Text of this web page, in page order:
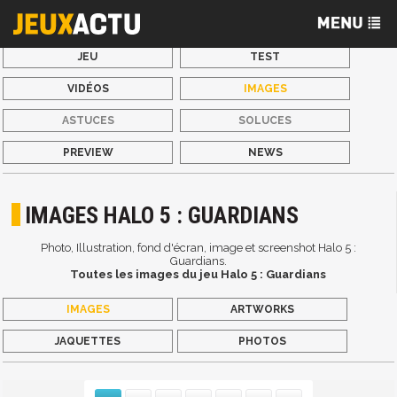
JEU TEST
VIDÉOS IMAGES
ASTUCES SOLUCES
PREVIEW NEWS
IMAGES HALO 5 : GUARDIANS
Photo, Illustration, fond d'écran, image et screenshot Halo 5 :
Guardians.
Toutes les images du jeu Halo 5 : Guardians
IMAGES ARTWORKS
JAQUETTES PHOTOS